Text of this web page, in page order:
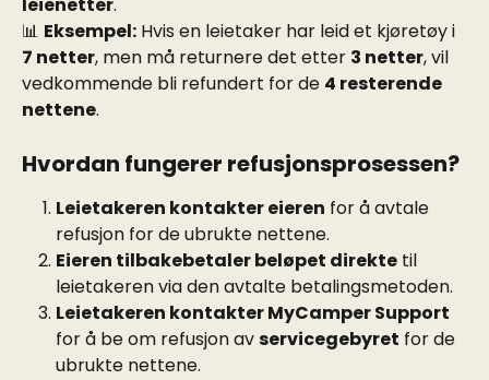
📊 Eksempel: Hvis en leietaker har leid et kjøretøy i
7 netter, men må returnere det etter 3 netter, vil
vedkommende bli refundert for de 4 resterende
nettene.
Hvordan fungerer refusjonsprosessen?
Leietakeren kontakter eieren for å avtale
refusjon for de ubrukte nettene.
Eieren tilbakebetaler beløpet direkte til
leietakeren via den avtalte betalingsmetoden.
Leietakeren kontakter MyCamper Support
for å be om refusjon av servicegebyret for de
ubrukte nettene.